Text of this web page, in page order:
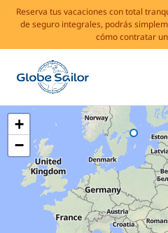
Reserva tus vacaciones con total
de seguro integrales, podrás
cómo contratar
+
−